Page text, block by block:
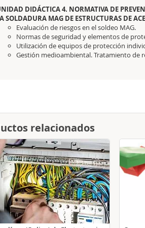
DIDÁCTICA 4. NORMATIVA DE
SOLDADURA MAG DE ESTRUCTURAS DE
Evaluación de riesgos en el soldeo MAG.
Normas de seguridad y elementos de
Utilización de equipos de protección
Gestión medioambiental. Tratamiento de
relacionados